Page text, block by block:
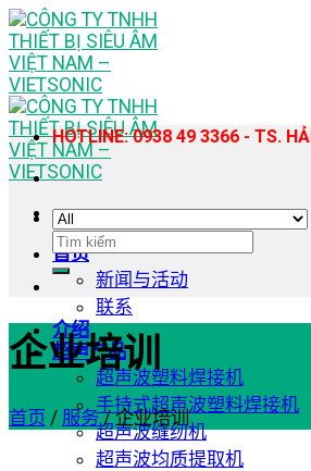
Skip
to
content
首页
新闻与活动
联系
介绍
超声产品
超声波塑料焊接机
手持式超声波塑料焊接机
超声波缝纫机
超声波均质提取机
HOTLINE: 0938 49 3366 - TS. HẢI
搜
索：
企业培训
首页 / 服务 /企业培训